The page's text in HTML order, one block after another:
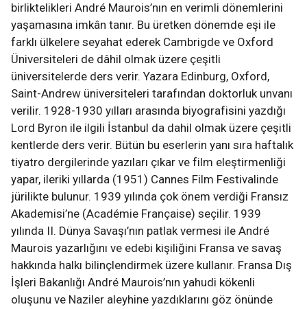
birliktelikleri André Maurois’nın en verimli dönemlerini
yaşamasına imkân tanır. Bu üretken dönemde eşi ile
farklı ülkelere seyahat ederek Cambrigde ve Oxford
Üniversiteleri de dâhil olmak üzere çeşitli
üniversitelerde ders verir. Yazara Edinburg, Oxford,
Saint-Andrew üniversiteleri tarafından doktorluk unvanı
verilir. 1928-1930 yılları arasında biyografisini yazdığı
Lord Byron ile ilgili İstanbul da dahil olmak üzere çeşitli
kentlerde ders verir. Bütün bu eserlerin yanı sıra haftalık
tiyatro dergilerinde yazıları çıkar ve film eleştirmenliği
yapar, ileriki yıllarda (1951) Cannes Film Festivalinde
jürilikte bulunur. 1939 yılında çok önem verdiği Fransız
Akademisi’ne (Académie Française) seçilir. 1939
yılında II. Dünya Savaşı’nın patlak vermesi ile André
Maurois yazarlığını ve edebi kişiliğini Fransa ve savaş
hakkında halkı bilinçlendirmek üzere kullanır. Fransa Dış
İşleri Bakanlığı André Maurois’nın yahudi kökenli
oluşunu ve Naziler aleyhine yazdıklarını göz önünde